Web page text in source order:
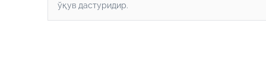
ўқув дастуридир.